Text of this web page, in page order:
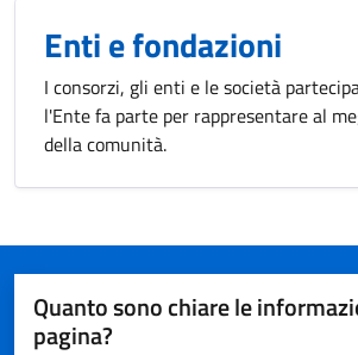
Enti e fondazioni
I consorzi, gli enti e le società
l'Ente fa parte per rappresentare al
della comunità.
Quanto sono chiare le
pagina?